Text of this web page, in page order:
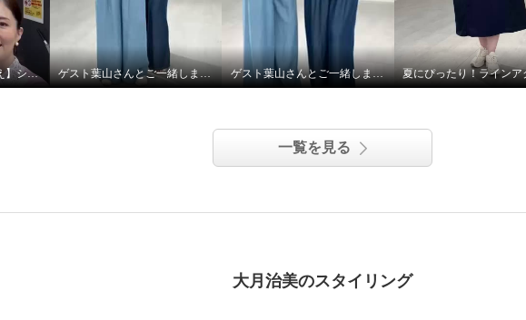
【お客さまの声にお応え】ショップチャンネル スタジオツアーby大月キャスト ゲスト葉山さんとご一緒しました! Part.2 ゲスト葉山さんとご一緒しました！
一覧を見る
大月治美のスタイリング